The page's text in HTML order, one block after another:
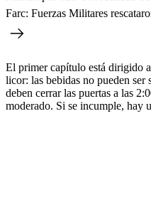
Farc: Fuerzas Militares
El primer capítulo está dirigido
licor: las bebidas no pueden ser
deben cerrar las puertas a las
moderado. Si se incumple, hay